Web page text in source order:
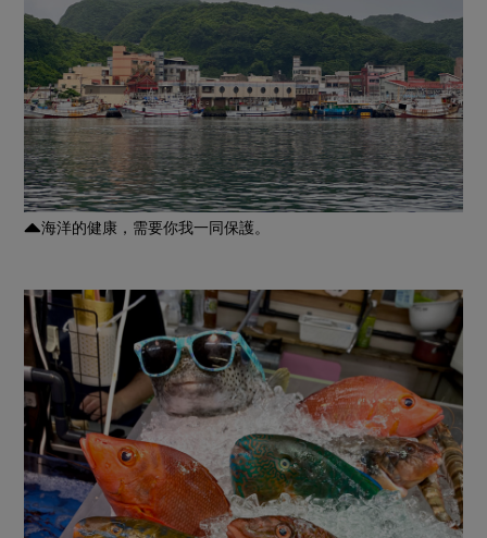
海洋的健康，需要你我一同保護。